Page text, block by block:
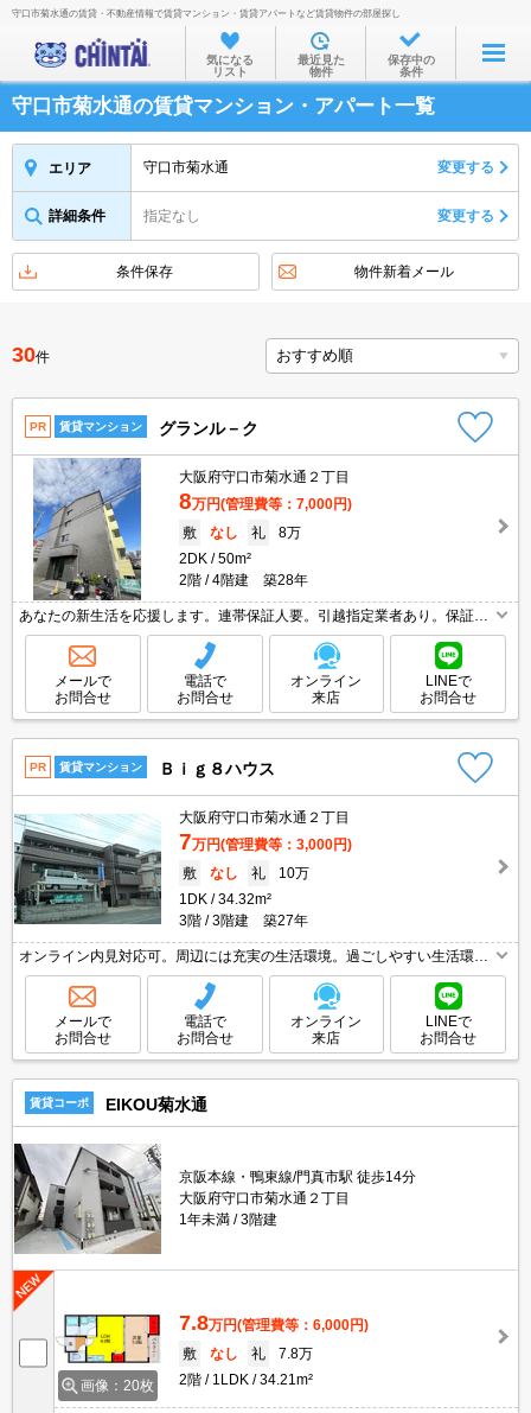
お部屋を探す
沿線・駅から
住所から
物件特集から
不動産会社から
TOP
守口市菊水通の賃貸・不動産情報で賃貸マンション・賃貸アパートなど賃貸物件の部屋探し
気になる
リスト
最近見た
物件
保存中の
条件
守口市菊水通の賃貸マンション・アパート一覧
エリア 守口市菊水通 変更する
詳細条件 指定なし 変更する
条件保存 物件新着メール
30件
PR 賃貸マンション グランル－ク
大阪府守口市菊水通２丁目
8万円(管理費等：7,000円)
敷
なし 礼
8万
2DK
50m²
2階
4階建 築28年
あなたの新生活を応援します。連帯保証人要。引越指定業者あり。保証委
託料（賃料総額に対し、初回額50％、月額2％）。
メールで
お問合せ
電話で
お問合せ
オンライン
来店
LINEで
お問合せ
PR 賃貸マンション Ｂｉｇ８ハウス
大阪府守口市菊水通２丁目
7万円(管理費等：3,000円)
敷
なし 礼
10万
1DK
34.32m²
3階
3階建 築27年
オンライン内見対応可。周辺には充実の生活環境。過ごしやすい生活環境
が整っています。
メールで
お問合せ
電話で
お問合せ
オンライン
来店
LINEで
お問合せ
賃貸コーポ EIKOU菊水通
京阪本線・鴨東線/門真市駅 徒歩14分
大阪府守口市菊水通２丁目
1年未満
3階建
画像：20枚
7.8万円(管理費等：6,000円)
敷
なし 礼
7.8万
2階
1LDK 34.21m²